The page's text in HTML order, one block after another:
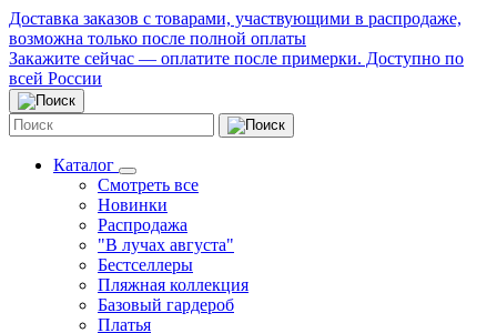
Доставка заказов с товарами, участвующими в распродаже,
возможна только после полной оплаты
Закажите сейчас — оплатите после примерки. Доступно по
всей России
Каталог
Смотреть все
Новинки
Распродажа
"В лучах августа"
Бестселлеры
Пляжная коллекция
Базовый гардероб
Платья